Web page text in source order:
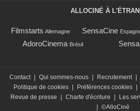
ALLOCINÉ À
Filmstarts Allemagne SensaCine
AdoroCinema Brésil
Contact Qui sommes-nous Recrutement
Politique de cookies
Préférences cookies
Revue de presse
Charte d'écriture Les
©AlloCiné